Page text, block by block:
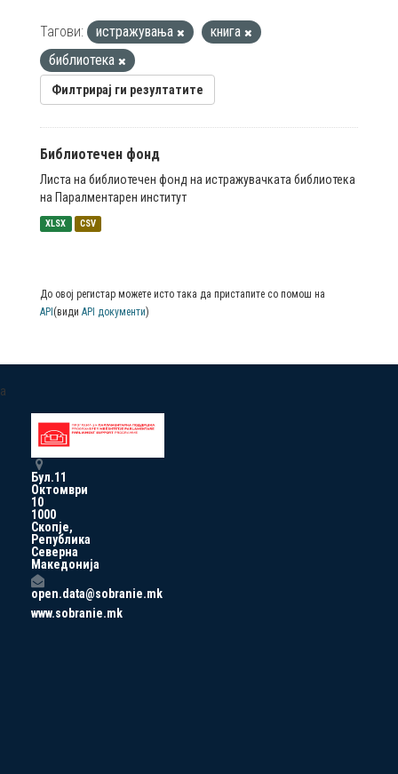
Тагови: истражувања
книга
библиотека
Филтрирај ги резултатите
Библиотечен фонд
Листа на библиотечен фонд на истражувачката библиотека
на Паралментарен институт
XLSX CSV
До овој регистар можете исто така да пристапите со помош на
API (види API документи)
a
Бул.11
Октомври
10
1000
Скопје,
Република
Северна
Македонија
open.data@sobranie.mk
www.sobranie.mk